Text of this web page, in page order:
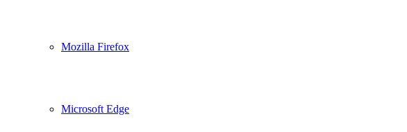
Mozilla Firefox
Microsoft Edge